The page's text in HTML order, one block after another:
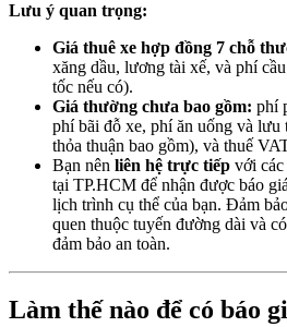
Lưu ý quan trọng:
Giá thuê xe hợp đồng 7 chỗ
xăng dầu, lương tài xế, và phí
tốc nếu có).
Giá thường chưa bao gồm: phí
phí bãi đỗ xe, phí ăn uống và
thỏa thuận bao gồm), và thuế
Bạn nên liên hệ trực tiếp với
tại TP.HCM để nhận được báo
lịch trình cụ thể của bạn. Đảm
quen thuộc tuyến đường dài và
đảm bảo an toàn.
Làm thế nào để có báo